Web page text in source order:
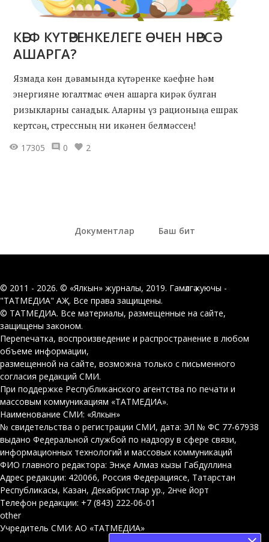
КӘЕФ КҮТӘРЕНКЕЛЕГЕ ӨЧЕН НӘРСӘ
АШАРГА?
Язмада көн дәвамында күтәренке кәефне һәм
энергияне югалтмас өчен ашарга кирәк булган
ризыкларны санадык. Аларны үз рационыңа ешрак
кертсәң, стрессның ни икәнен белмәссең!
17305
0 2
Документлар Баш бит
© 2011 - 2026. © «Ялкын» журналы, 2019. Гамәлгә куючы -
"ТАТМЕДИА" АҖ. Все права защищены.
© ТАТМЕДИА. Все материалы, размещенные на сайте,
защищены законом.
Перепечатка, воспроизведение и распространение в любом
объеме информации,
размещенной на сайте, возможна только с письменного
согласия редакций СМИ.
При поддержке Республиканского агентства по печати и
массовым коммуникациям «ТАТМЕДИА».
Наименование СМИ: «Ялкын»
№ свидетельства о регистрации СМИ, дата: ЭЛ № ФС 77-67938
выдано Федеральной службой по надзору в сфере связи,
информационных технологий и массовых коммуникаций
ФИО главного редактора: Энҗе Алмаз кызы Габдуллина
Адрес редакции: 420066, Россия Федерациясе, Татарстан
Республикасы, Казан, Декабристлар ур., 2нче йорт
Телефон редакции: +7 (843) 222-06-01
other
Учредитель СМИ: АО «ТАТМЕДИА»